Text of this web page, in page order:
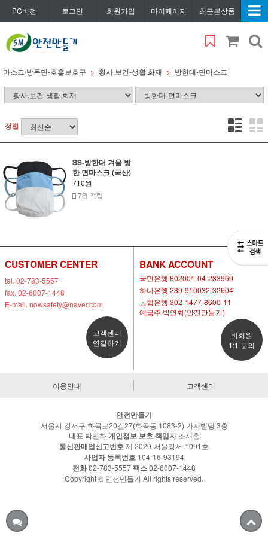
PC버전 로그인 회원가입 마이페이지 최근본상품
마스크/방독면-호흡보호구 황사.보건-생활.화재 방한대-면마스크
정렬
SS-방한대 겨울 방
한 면마스크 (국산)
710원
7원 적립
CUSTOMER CENTER
tel. 02-783-5557
fax. 02-6007-1448
E-mail. nowsafety@naver.com
고객센터
연결하기
BANK ACCOUNT
국민은행 802001-04-283969
하나은행 239-910032-32604
농협은행 302-1477-8600-11
예금주 박연화(안전만들기)
비회원
1:1 문의
이용안내 고객센터
안전만들기
서울시 강서구 화곡로20길27(화곡동 1083-2) 가자빌딩 3층
대표 박연화개인정보 보호 책임자조재훈
통신판매업신고번호제 2020-서울강서-1091호
사업자 등록번호 104-16-93194
전화02-783-5557팩스02-6007-1448
Copyright © 안전만들기 All rights reserved.